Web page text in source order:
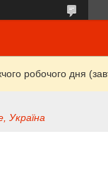
робочого дня
Україна